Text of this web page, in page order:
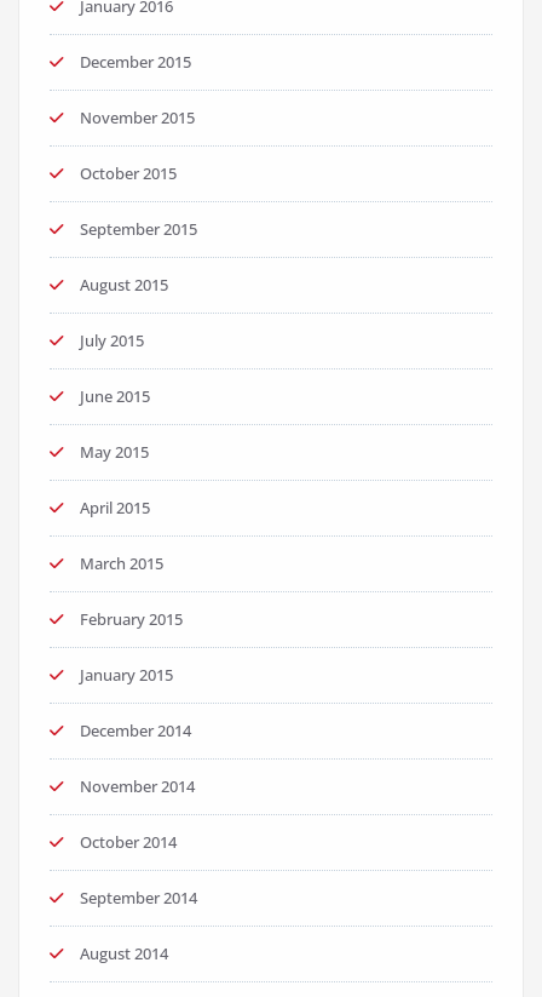
January 2016
December 2015
November 2015
October 2015
September 2015
August 2015
July 2015
June 2015
May 2015
April 2015
March 2015
February 2015
January 2015
December 2014
November 2014
October 2014
September 2014
August 2014